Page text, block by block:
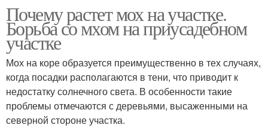
Почему растет мох на участке.
Борьба со мхом на приусадебном
участке
Мох на коре образуется преимущественно в тех случаях,
когда посадки располагаются в тени, что приводит к
недостатку солнечного света. В особенности такие
проблемы отмечаются с деревьями, высаженными на
северной стороне участка.